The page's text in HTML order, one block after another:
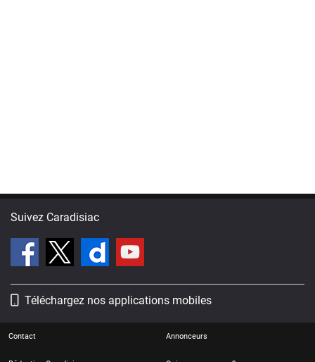
Suivez Caradisiac
Téléchargez nos applications mobiles
Contact Annonceurs